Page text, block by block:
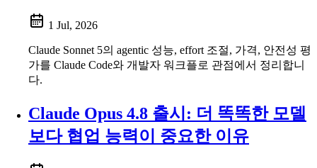
1 Jul, 2026
Claude Sonnet 5의 agentic 성능, effort 조절, 가격, 안전성 평
가를 Claude Code와 개발자 워크플로 관점에서 정리합니
다.
Claude Opus 4.8 출시: 더 똑똑한 모델
보다 협업 능력이 중요한 이유